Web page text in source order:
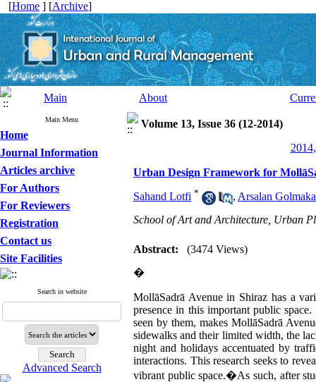
[Home ] [Archive]
Main About
Main Menu
Home
Journal Information
Articles archive
For Authors
For Reviewers
Registration
Contact us
Site Facilities
Search in website
Advanced Search
Volume 13, Issue 36 (12-2014)
Urban Design Framework for
Sahand Lotfi * , Arsalan
School of Art and Architecture, Urban
Abstract:
(3474 Views)
�
MollāSadrā Avenue in Shiraz has a
presence in this important public
seen by them, makes MollāSadrā
sidewalks and their limited width, the
night and holidays accentuated by
interactions. This research seeks to
vibrant public space.�As such, after